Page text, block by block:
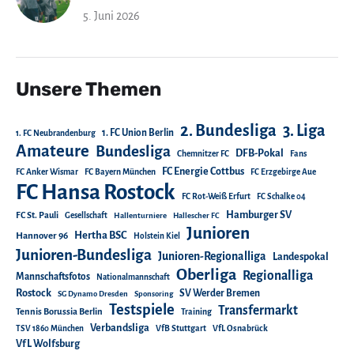
5. Juni 2026
Unsere Themen
1. FC Neubrandenburg 1. FC Union Berlin 2. Bundesliga 3. Liga
Amateure Bundesliga Chemnitzer FC DFB-Pokal Fans
FC Anker Wismar FC Bayern München FC Energie Cottbus FC Erzgebirge Aue
FC Hansa Rostock FC Rot-Weiß Erfurt FC Schalke 04
FC St. Pauli Gesellschaft Hallenturniere Hallescher FC Hamburger SV
Hannover 96 Hertha BSC Holstein Kiel Junioren
Junioren-Bundesliga Junioren-Regionalliga
Landespokal
Mannschaftsfotos
Nationalmannschaft Oberliga Regionalliga
Rostock SG Dynamo Dresden Sponsoring SV Werder Bremen
Tennis Borussia Berlin Testspiele Training Transfermarkt
TSV 1860 München Verbandsliga VfB Stuttgart VfL Osnabrück
VfL Wolfsburg